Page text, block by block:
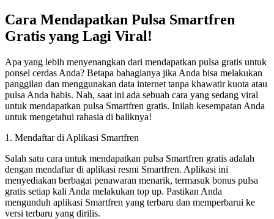
Cara Mendapatkan Pulsa Smartfren
Gratis yang Lagi Viral!
Apa yang lebih menyenangkan dari mendapatkan pulsa gratis untuk
ponsel cerdas Anda? Betapa bahagianya jika Anda bisa melakukan
panggilan dan menggunakan data internet tanpa khawatir kuota atau
pulsa Anda habis. Nah, saat ini ada sebuah cara yang sedang viral
untuk mendapatkan pulsa Smartfren gratis. Inilah kesempatan Anda
untuk mengetahui rahasia di baliknya!
1. Mendaftar di Aplikasi Smartfren
Salah satu cara untuk mendapatkan pulsa Smartfren gratis adalah
dengan mendaftar di aplikasi resmi Smartfren. Aplikasi ini
menyediakan berbagai penawaran menarik, termasuk bonus pulsa
gratis setiap kali Anda melakukan top up. Pastikan Anda
mengunduh aplikasi Smartfren yang terbaru dan memperbarui ke
versi terbaru yang dirilis.